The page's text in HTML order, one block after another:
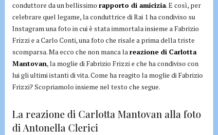
conduttore da un bellissimo rapporto di amicizia. E così, per
celebrare quel legame, la conduttrice di Rai 1 ha condiviso su
Instagram una foto in cui è stata immortala insieme a Fabrizio
Frizzi e a Carlo Conti, una foto che risale a prima della triste
scomparsa. Ma ecco che non manca lareazione di Carlotta
Mantovan, la moglie di Fabrizio Frizzi e che ha condiviso con
lui gli ultimi istanti di vita. Come ha reagito la moglie di Fabrizio
Frizzi? Scopriamolo insieme nel testo che segue.
La reazione di Carlotta Mantovan alla foto
di Antonella Clerici